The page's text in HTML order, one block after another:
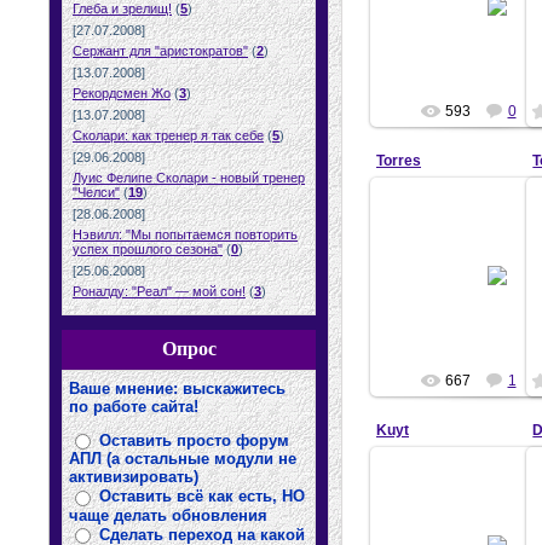
Глеба и зрелищ! (5)
[27.07.2008]
Сержант для "аристократов" (2)
[13.07.2008]
Рекордсмен Жо (3)
[13.07.2008]
Сколари: как тренер я так себе (5)
[29.06.2008]
Луис Фелипе Сколари - новый тренер
"Челси" (19)
[28.06.2008]
Нэвилл: "Мы попытаемся повторить
успех прошлого сезона" (0)
[25.06.2008]
Роналду: "Реал" — мой сон! (3)
Опрос
Ваше мнение: выскажитесь
по работе сайта!
Оставить просто форум
АПЛ (а остальные модули не
активизировать)
Оставить всё как есть, НО
чаще делать обновления
Сделать переход на какой
593 0
Torres
667 1
Kuyt